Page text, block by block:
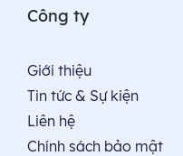
Công ty
Giới thiệu
Tin tức & Sự kiện
Liên hệ
Chính sách bảo mật